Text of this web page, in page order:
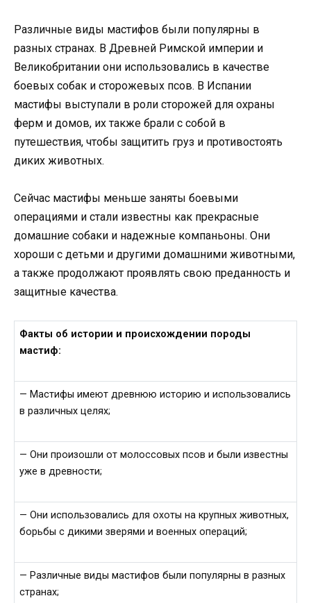
Различные виды мастифов были популярны в
разных странах. В Древней Римской империи и
Великобритании они использовались в качестве
боевых собак и сторожевых псов. В Испании
мастифы выступали в роли сторожей для охраны
ферм и домов, их также брали с собой в
путешествия, чтобы защитить груз и противостоять
диких животных.
Сейчас мастифы меньше заняты боевыми
операциями и стали известны как прекрасные
домашние собаки и надежные компаньоны. Они
хороши с детьми и другими домашними животными,
а также продолжают проявлять свою преданность и
защитные качества.
Факты об истории и происхождении породы
мастиф:
— Мастифы имеют древнюю историю и использовались
в различных целях;
— Они произошли от молоссовых псов и были известны
уже в древности;
— Они использовались для охоты на крупных животных,
борьбы с дикими зверями и военных операций;
— Различные виды мастифов были популярны в разных
странах;